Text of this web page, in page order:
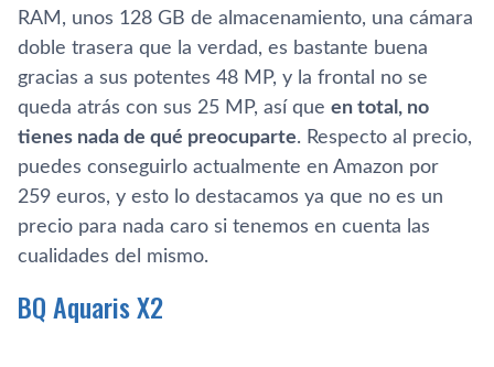
RAM, unos 128 GB de almacenamiento, una cámara
doble trasera que la verdad, es bastante buena
gracias a sus potentes 48 MP, y la frontal no se
queda atrás con sus 25 MP, así que en total, no
tienes nada de qué preocuparte. Respecto al precio,
puedes conseguirlo actualmente en Amazon por
259 euros, y esto lo destacamos ya que no es un
precio para nada caro si tenemos en cuenta las
cualidades del mismo.
BQ Aquaris X2